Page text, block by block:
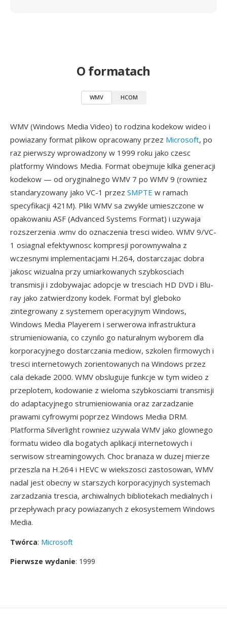
O formatach
WMV HCOM
WMV (Windows Media Video) to rodzina kodekow wideo i
powiazany format plikow opracowany przez Microsoft, po
raz pierwszy wprowadzony w 1999 roku jako czesc
platformy Windows Media. Format obejmuje kilka generacji
kodekow — od oryginalnego WMV 7 po WMV 9 (rowniez
standaryzowany jako VC-1 przez SMPTE w ramach
specyfikacji 421M). Pliki WMV sa zwykle umieszczone w
opakowaniu ASF (Advanced Systems Format) i uzywaja
rozszerzenia .wmv do oznaczenia tresci wideo. WMV 9/VC-
1 osiagnal efektywnosc kompresji porownywalna z
wczesnymi implementacjami H.264, dostarczajac dobra
jakosc wizualna przy umiarkowanych szybkosciach
transmisji i zdobywajac adopcje w tresciach HD DVD i Blu-
ray jako zatwierdzony kodek. Format byl gleboko
zintegrowany z systemem operacyjnym Windows,
Windows Media Playerem i serwerowa infrastruktura
strumieniowania, co czynilo go naturalnym wyborem dla
korporacyjnego dostarczania mediow, szkolen firmowych i
tresci internetowych zorientowanych na Windows przez
cala dekade 2000. WMV obsluguje funkcje w tym wideo z
przeplotem, kodowanie z wieloma szybkosciami transmisji
do adaptacyjnego strumieniowania oraz zarzadzanie
prawami cyfrowymi poprzez Windows Media DRM.
Platforma Silverlight rowniez uzywala WMV jako glownego
formatu wideo dla bogatych aplikacji internetowych i
serwisow streamingowych. Choc branaza w duzej mierze
przeszla na H.264 i HEVC w wiekszosci zastosowan, WMV
nadal jest obecny w starszych korporacyjnych systemach
zarzadzania trescia, archiwalnych bibliotekach medialnych i
przepływach pracy powiazanych z ekosystemem Windows
Media.
Twórca: Microsoft
Pierwsze wydanie: 1999